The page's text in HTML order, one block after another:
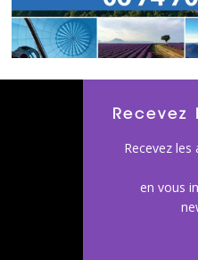
Recevez
Recevez les
en vous